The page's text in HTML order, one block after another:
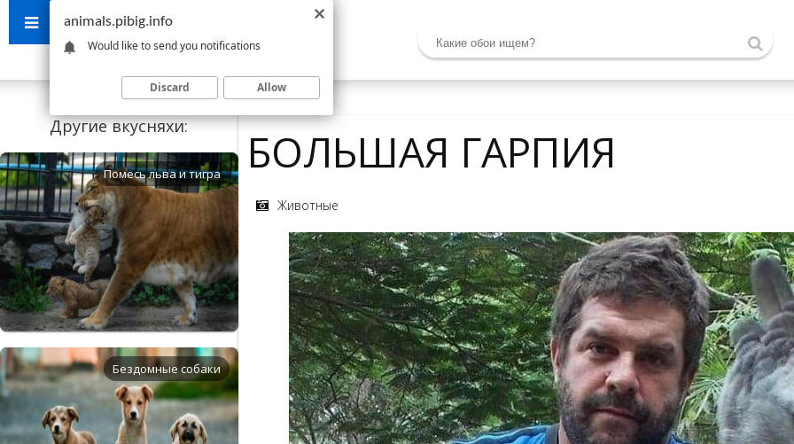
Другие вкусняхи:
Помесь льва и тигра
Бездомные собаки
БОЛЬШАЯ ГАРПИЯ
Животные
animals.pibig.info
Would like to send you notifications
Discard Allow